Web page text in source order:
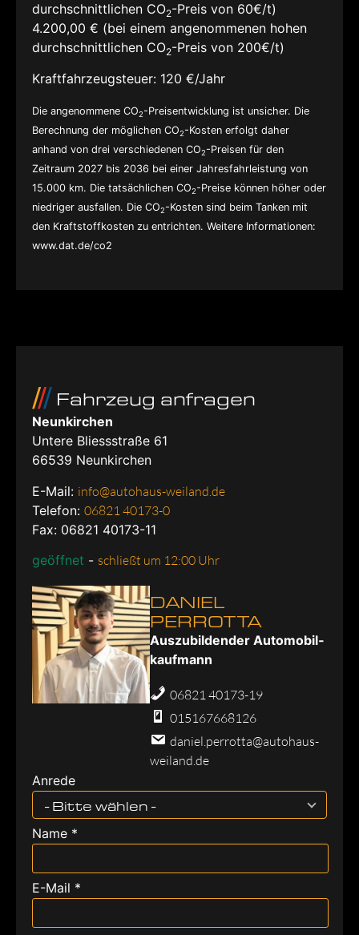
durchschnittlichen CO2-Preis von 60€/t)
4.200,00 € (bei einem angenommenen hohen
durchschnittlichen CO2-Preis von 200€/t)
Kraftfahrzeugsteuer: 120 €/Jahr
Die angenommene CO2-Preisentwicklung ist unsicher. Die
Berechnung der möglichen CO2-Kosten erfolgt daher
anhand von drei verschiedenen CO2-Preisen für den
Zeitraum 2027 bis 2036 bei einer Jahresfahrleistung von
15.000 km. Die tatsächlichen CO2-Preise können höher oder
niedriger ausfallen. Die CO2-Kosten sind beim Tanken mit
den Kraftstoffkosten zu entrichten. Weitere Informationen:
www.dat.de/co2
Fahrzeug anfragen
Neunkirchen
Untere Bliessstraße 61
66539 Neunkirchen
E-Mail: info@autohaus-weiland.de
Telefon: 06821 40173-0
Fax: 06821 40173-11
geöffnet - schließt um 12:00 Uhr
DANIEL
PERROTTA
Aus­zu­bil­den­der Au­to­mo­bil­
kauf­mann
06821 40173-19
015167668126
daniel.perrotta@autohaus-
weiland.de
Anrede
- Bitte wählen -
Name *
E-Mail *